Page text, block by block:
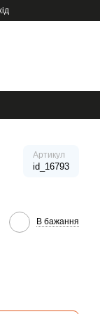
Артикул
id_16793
В бажання